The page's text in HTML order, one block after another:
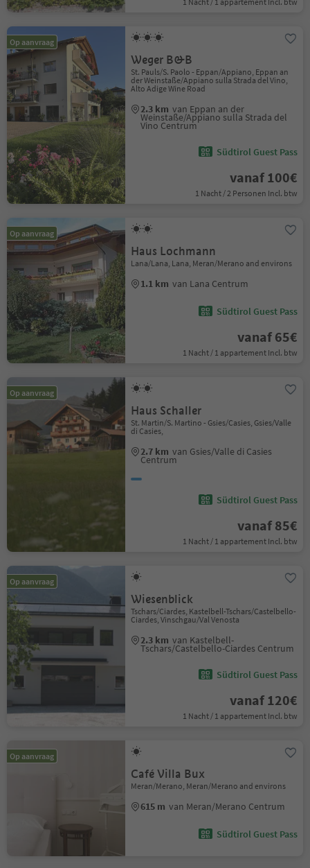
Op aanvraag
Weger B&B
St. Pauls/S. Paolo - Eppan/Appiano, Eppan an
der Weinstaße/Appiano sulla Strada del Vino,
Alto Adige Wine Road
2.3 km van Eppan an der
Weinstaße/Appiano sulla Strada del
Vino Centrum
Südtirol Guest Pass
vanaf 100€
1 Nacht / 2 Personen Incl. btw
Op aanvraag
Haus Lochmann
Lana/Lana, Lana, Meran/Merano and environs
1.1 km van Lana Centrum
Südtirol Guest Pass
vanaf 65€
1 Nacht / 1 appartement Incl. btw
Op aanvraag
Haus Schaller
St. Martin/S. Martino - Gsies/Casies, Gsies/Valle
di Casies,
2.7 km van Gsies/Valle di Casies
Centrum
Südtirol Guest Pass
vanaf 85€
1 Nacht / 1 appartement Incl. btw
Op aanvraag
Wiesenblick
Tschars/Ciardes, Kastelbell-Tschars/Castelbello-
Ciardes, Vinschgau/Val Venosta
2.3 km van Kastelbell-
Tschars/Castelbello-Ciardes Centrum
Südtirol Guest Pass
vanaf 120€
1 Nacht / 1 appartement Incl. btw
Op aanvraag
Café Villa Bux
Meran/Merano, Meran/Merano and environs
615 m van Meran/Merano Centrum
Südtirol Guest Pass